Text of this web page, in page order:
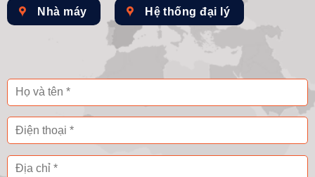
Nhà máy Hệ thống đại lý